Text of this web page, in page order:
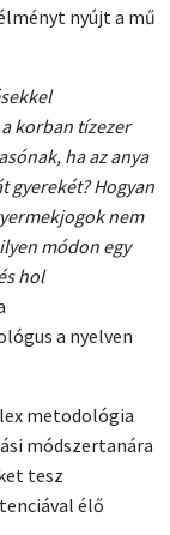
nyújt a mű
korban tízezer
ha az anya
gyerekét? Hogyan
nem
módon egy
hol
a nyelven
metodológia
módszertanára
tesz
élő